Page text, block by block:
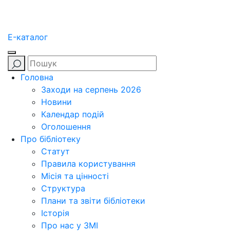
E-каталог
Головна
Заходи на серпень 2026
Новини
Календар подій
Оголошення
Про бібліотеку
Статут
Правила користування
Місія та цінності
Структура
Плани та звіти бібліотеки
Історія
Про нас у ЗМІ